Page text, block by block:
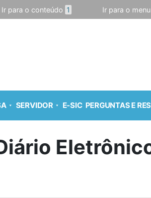
Ir para o conteúdo 1 Ir para o menu
SERVIDOR E-SIC PERGUNTAS E